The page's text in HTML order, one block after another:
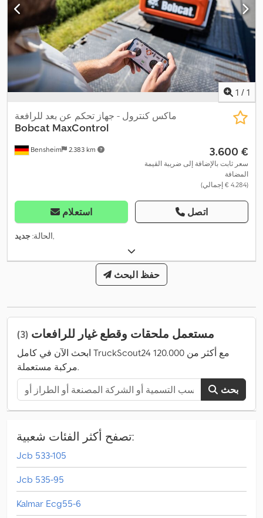
1 / 1
Bensheim 2.383 km
ماكس كنترول - جهاز تحكم عن بعد للرافعة
Bobcat MaxControl
‏3.600 €
سعر ثابت بالإضافة إلى ضريبة القيمة
المضافة
(‏4.284 € إجمالي)
استعلام اتصل
الحالة:جديد ,
حفظ البحث
مستعمل ملحقات وقطع غيار للرافعات (3)
ابحث الآن في كامل TruckScout24 مع أكثر من 120.000
مركبة مستعملة.
بحث
تصفح أكثر الفئات شعبية:
Jcb 533-105
Jcb 535-95
Kalmar Ecg55-6